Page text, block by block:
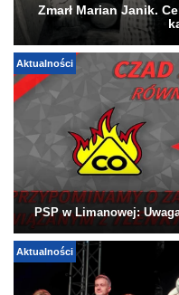
Zmarł Marian Janik.
Aktualności
PSP w Limanowej:
Aktualności